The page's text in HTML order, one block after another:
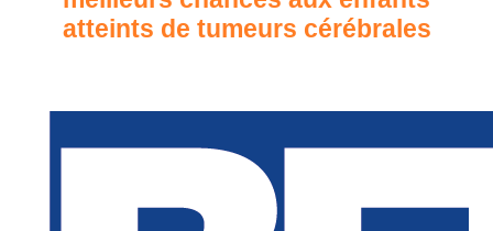
atteints de tumeurs cérébrales